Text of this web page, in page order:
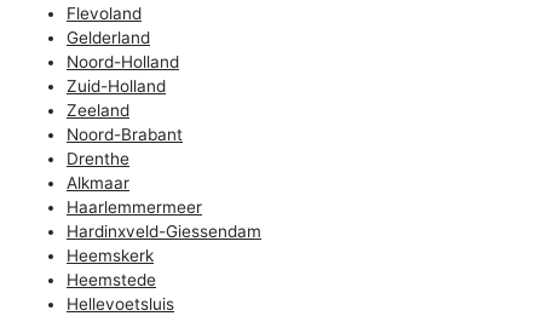
Flevoland
Gelderland
Noord-Holland
Zuid-Holland
Zeeland
Noord-Brabant
Drenthe
Alkmaar
Haarlemmermeer
Hardinxveld-Giessendam
Heemskerk
Heemstede
Hellevoetsluis